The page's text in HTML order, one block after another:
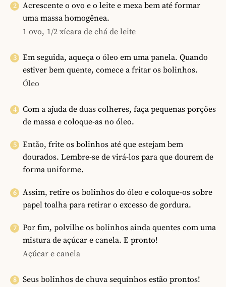
Acrescente o ovo e o leite e mexa bem até formar
uma massa homogênea.
1 ovo, 1/2 xícara de chá de leite
Em seguida, aqueça o óleo em uma panela. Quando
estiver bem quente, comece a fritar os bolinhos.
Óleo
Com a ajuda de duas colheres, faça pequenas porções
de massa e coloque-as no óleo.
Então, frite os bolinhos até que estejam bem
dourados. Lembre-se de virá-los para que dourem de
forma uniforme.
Assim, retire os bolinhos do óleo e coloque-os sobre
papel toalha para retirar o excesso de gordura.
Por fim, polvilhe os bolinhos ainda quentes com uma
mistura de açúcar e canela. E pronto!
Açúcar e canela
Seus bolinhos de chuva sequinhos estão prontos!